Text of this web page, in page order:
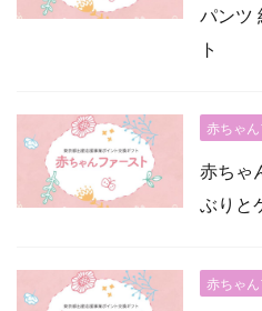
パンツ
ト
赤ちゃ
赤ちゃ
ぶりと
赤ちゃ